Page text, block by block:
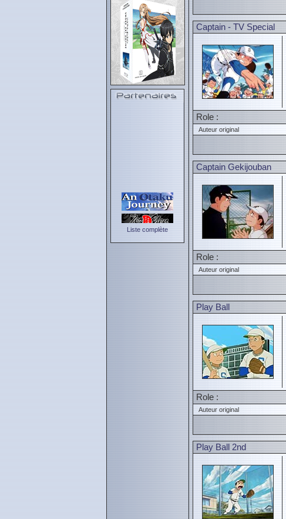
Liste complète
Captain - TV Special
Role :
Auteur original
Captain Gekijouban
Role :
Auteur original
Play Ball
Role :
Auteur original
Play Ball 2nd